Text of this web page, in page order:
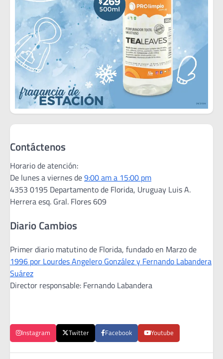
Contáctenos
Horario de atención:
De lunes a viernes de9:00 am a 15:00 pm
4353 0195 Departamento de Florida, Uruguay Luis A.
Herrera esq. Gral. Flores 609
Diario Cambios
Primer diario matutino de Florida, fundado en Marzo de
1996 por Lourdes Angelero González y Fernando Labandera
Suárez
Director responsable: Fernando Labandera
Instagram Twitter Facebook Youtube